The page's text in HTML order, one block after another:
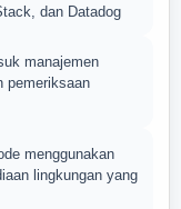
dan Datadog
manajemen
pemeriksaan
menggunakan
lingkungan yang